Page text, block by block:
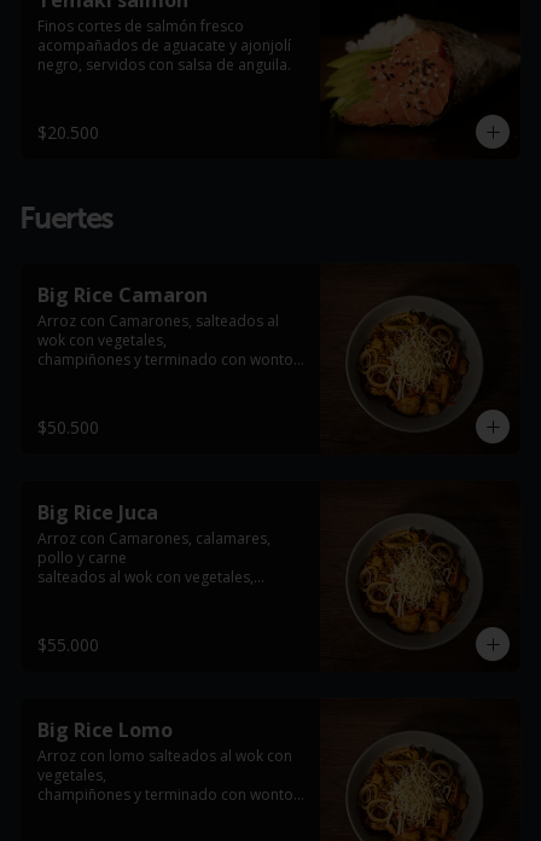
Finos cortes de salmón fresco
acompañados de aguacate y ajonjolí
negro, servidos con salsa de anguila.
$20.500
Fuertes
Big Rice Camaron
Arroz con Camarones, salteados al
wok con vegetales,
champiñones y terminado con wonton
*Foto de referencia, se entrega con la
proteína indicada en el producto
$50.500
Big Rice Juca
Arroz con Camarones, calamares,
pollo y carne
salteados al wok con vegetales,
$55.000
Big Rice Lomo
Arroz con lomo salteados al wok con
vegetales,
champiñones y terminado con wonton